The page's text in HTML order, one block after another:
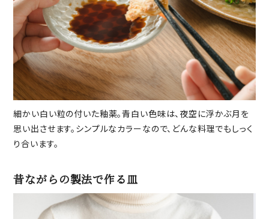
細かい白い粒の付いた釉薬。青白い色味は、夜空に浮かぶ月を
思い出させます。シンプルなカラーなので、どんな料理でもしっく
り合います。
昔ながらの製法で作る皿